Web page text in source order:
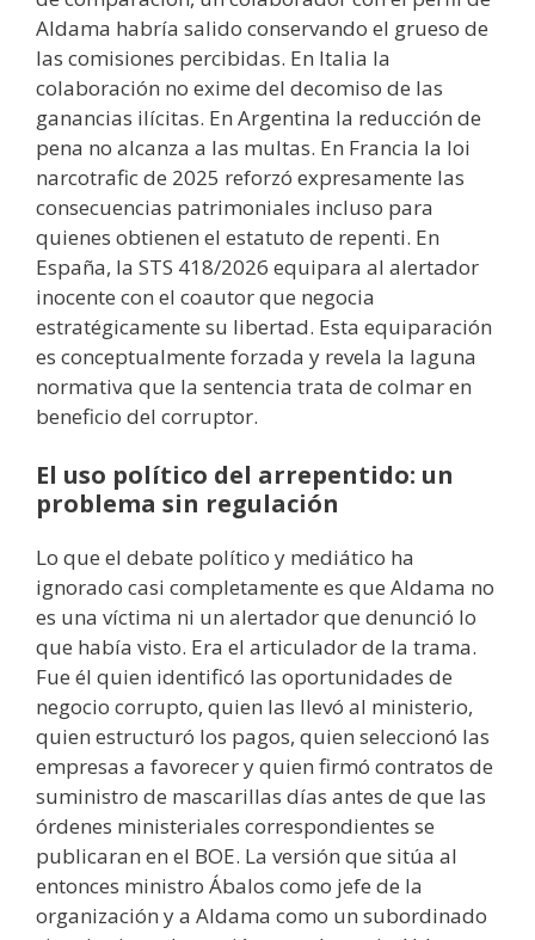
Aldama habría salido conservando el grueso de
las comisiones percibidas. En Italia la
colaboración no exime del decomiso de las
ganancias ilícitas. En Argentina la reducción de
pena no alcanza a las multas. En Francia la loi
narcotrafic de 2025 reforzó expresamente las
consecuencias patrimoniales incluso para
quienes obtienen el estatuto de repenti. En
España, la STS 418/2026 equipara al alertador
inocente con el coautor que negocia
estratégicamente su libertad. Esta equiparación
es conceptualmente forzada y revela la laguna
normativa que la sentencia trata de colmar en
beneficio del corruptor.
El uso político del arrepentido: un
problema sin regulación
Lo que el debate político y mediático ha
ignorado casi completamente es que Aldama no
es una víctima ni un alertador que denunció lo
que había visto. Era el articulador de la trama.
Fue él quien identificó las oportunidades de
negocio corrupto, quien las llevó al ministerio,
quien estructuró los pagos, quien seleccionó las
empresas a favorecer y quien firmó contratos de
suministro de mascarillas días antes de que las
órdenes ministeriales correspondientes se
publicaran en el BOE. La versión que sitúa al
entonces ministro Ábalos como jefe de la
organización y a Aldama como un subordinado